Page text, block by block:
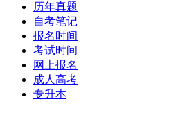
历年真题
自考笔记
报名时间
考试时间
网上报名
成人高考
专升本